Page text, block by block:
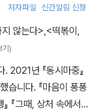
를 즐길 기회를 주는
지 않는 것이기 때문
저자파일 신간알림 신청
않는다>,<떡볶이,
기)
2021년 『동시마중』
습니다. 『마음이 퐁퐁
『그때, 상처 속에서